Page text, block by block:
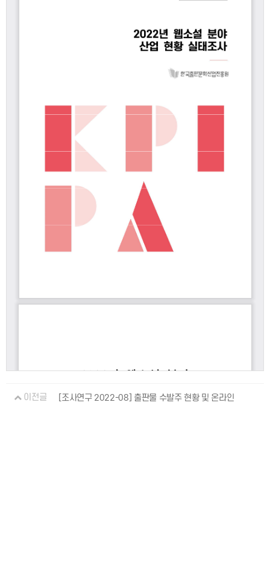
이전글
[조사연구 2022-08] 출판물 수발주 현황 및 온라인